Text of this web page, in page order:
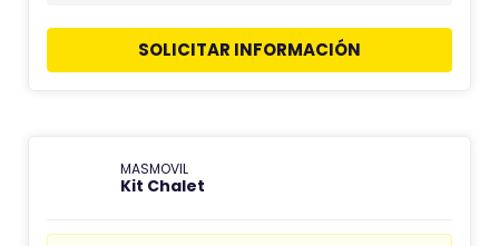
SOLICITAR INFORMACIÓN
MASMOVIL
Kit Chalet